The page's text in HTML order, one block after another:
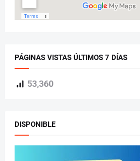
PÁGINAS VISTAS ÚLTIMOS 7 DÍAS
53,360
DISPONIBLE